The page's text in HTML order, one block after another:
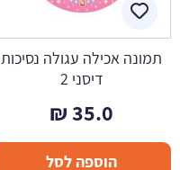
תמונה אכילה עגולה נסיכות
דיסני 2
35.0
₪
הוספה לסל